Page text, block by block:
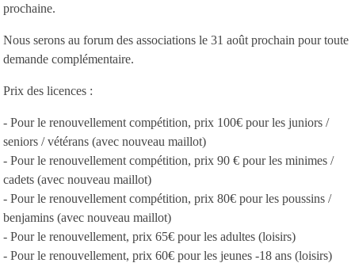
prochaine.
Nous serons au forum des associations le 31 août prochain pour toute
demande complémentaire.
Prix des licences :
- Pour le renouvellement compétition, prix 100€ pour les juniors /
seniors / vétérans (avec nouveau maillot)
- Pour le renouvellement compétition, prix 90 € pour les minimes /
cadets (avec nouveau maillot)
- Pour le renouvellement compétition, prix 80€ pour les poussins /
benjamins (avec nouveau maillot)
- Pour le renouvellement, prix 65€ pour les adultes (loisirs)
- Pour le renouvellement, prix 60€ pour les jeunes -18 ans (loisirs)